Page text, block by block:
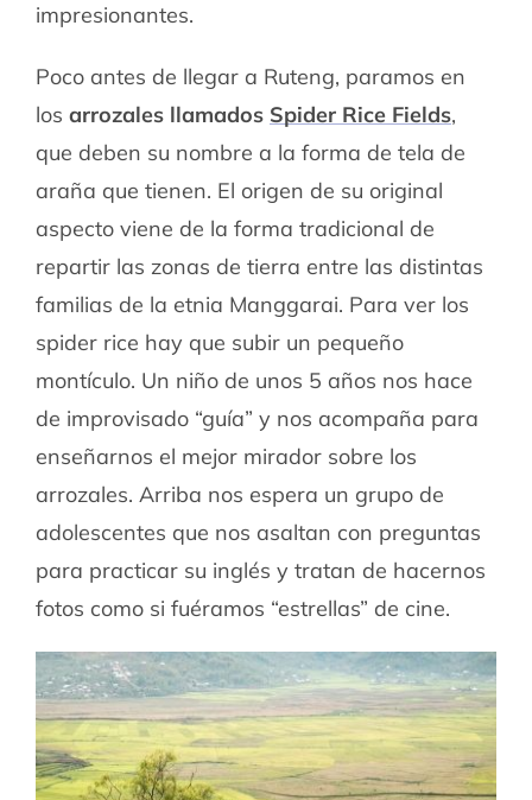
impresionantes.
Poco antes de llegar a Ruteng, paramos en
los arrozales llamados Spider Rice Fields,
que deben su nombre a la forma de tela de
araña que tienen. El origen de su original
aspecto viene de la forma tradicional de
repartir las zonas de tierra entre las distintas
familias de la etnia Manggarai. Para ver los
spider rice hay que subir un pequeño
montículo. Un niño de unos 5 años nos hace
de improvisado “guía” y nos acompaña para
enseñarnos el mejor mirador sobre los
arrozales. Arriba nos espera un grupo de
adolescentes que nos asaltan con preguntas
para practicar su inglés y tratan de hacernos
fotos como si fuéramos “estrellas” de cine.